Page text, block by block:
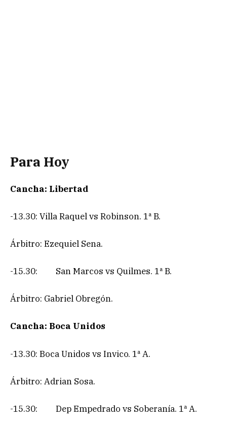
Para Hoy
Cancha: Libertad
-13.30: Villa Raquel vs Robinson. 1ª B.
Árbitro: Ezequiel Sena.
-15.30: San Marcos vs Quilmes. 1ª B.
Árbitro: Gabriel Obregón.
Cancha: Boca Unidos
-13.30: Boca Unidos vs Invico. 1ª A.
Árbitro: Adrian Sosa.
-15.30: Dep Empedrado vs Soberanía. 1ª A.